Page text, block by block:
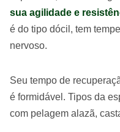
sua agilidade e
é do tipo dócil, tem
nervoso.
Seu tempo de
é formidável. Tipos da
com pelagem alazã,